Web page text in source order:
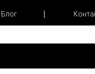
Блог